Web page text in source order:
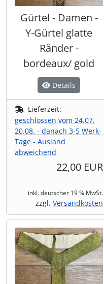
Gürtel - Damen -
Y-Gürtel glatte
Ränder -
bordeaux/ gold
Details
Lieferzeit:
geschlossen vom 24.07.
20.08. - danach 3-5 Werk-
Tage - Ausland
abweichend
22,00 EUR
inkl. deutscher 19 % MwSt.
zzgl. Versandkosten